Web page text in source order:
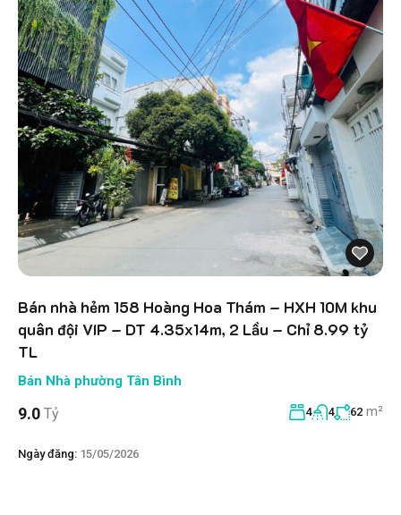
Bán nhà hẻm 158 Hoàng Hoa Thám – HXH 10M khu
quân đội VIP – DT 4.35x14m, 2 Lầu – Chỉ 8.99 tỷ
TL
Bán Nhà phường Tân Bình
9.0 Tỷ 4 4 62 m²
Ngày đăng: 15/05/2026